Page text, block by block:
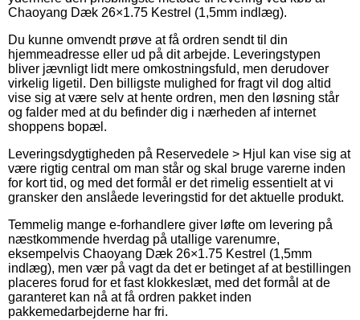
Chaoyang Dæk 26×1.75 Kestrel (1,5mm indlæg).
Du kunne omvendt prøve at få ordren sendt til din
hjemmeadresse eller ud på dit arbejde. Leveringstypen
bliver jævnligt lidt mere omkostningsfuld, men derudover
virkelig ligetil. Den billigste mulighed for fragt vil dog altid
vise sig at være selv at hente ordren, men den løsning står
og falder med at du befinder dig i nærheden af internet
shoppens bopæl.
Leveringsdygtigheden på Reservedele > Hjul kan vise sig at
være rigtig central om man står og skal bruge varerne inden
for kort tid, og med det formål er det rimelig essentielt at vi
gransker den anslåede leveringstid for det aktuelle produkt.
Temmelig mange e-forhandlere giver løfte om levering på
næstkommende hverdag på utallige varenumre,
eksempelvis Chaoyang Dæk 26×1.75 Kestrel (1,5mm
indlæg), men vær på vagt da det er betinget af at bestillingen
placeres forud for et fast klokkeslæt, med det formål at de
garanteret kan nå at få ordren pakket inden
pakkemedarbejderne har fri.